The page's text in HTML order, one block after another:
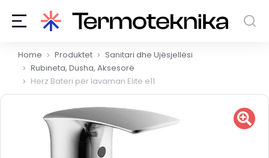
You are here:
Home Produktet
Sanitari dhe Ujësjellësi
Rubineta, Dusha, Aksesorë
Herz Bateri për lavaman Elite e11